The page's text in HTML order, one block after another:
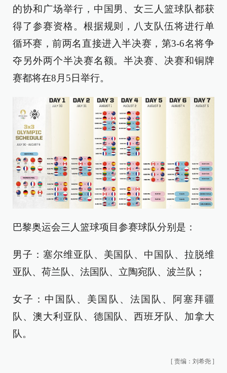
的协和广场举行，中国男、女三人篮球队都获
得了参赛资格。根据规则，八支队伍将进行单
循环赛，前两名直接进入半决赛，第3-6名将争
夺另外两个半决赛名额。半决赛、决赛和铜牌
赛都将在8月5日举行。
巴黎奥运会三人篮球项目参赛球队分别是：
男子：塞尔维亚队、美国队、中国队、拉脱维
亚队、荷兰队、法国队、立陶宛队、波兰队；
女子：中国队、美国队、法国队、阿塞拜疆
队、澳大利亚队、德国队、西班牙队、加拿大
队。
[ 责编：刘希尧 ]